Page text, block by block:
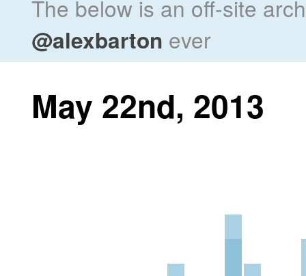
The below is an off-site
@alexbarton ever
May 22nd, 2013